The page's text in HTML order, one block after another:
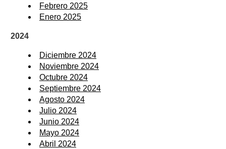
Febrero 2025
Enero 2025
2024
Diciembre 2024
Noviembre 2024
Octubre 2024
Septiembre 2024
Agosto 2024
Julio 2024
Junio 2024
Mayo 2024
Abril 2024